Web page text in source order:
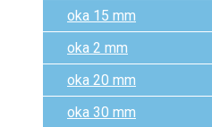
oka 15 mm
oka 2 mm
oka 20 mm
oka 30 mm